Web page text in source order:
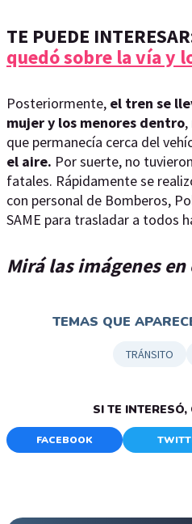
TE PUEDE
quedó sobre la vía y
Posteriormente, el tren se
mujer y los menores dentro
que permanecía cerca del
el aire. Por suerte, no
fatales. Rápidamente se
con personal de Bomberos,
SAME para trasladar a todos
Mirá las imágenes
TEMAS QUE
TRÁNSITO
SI TE
FACEBOOK